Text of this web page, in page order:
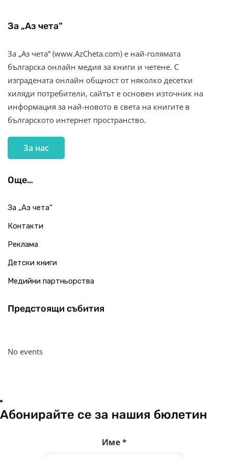
За „Аз чета“
За „Аз чета“ (www.AzCheta.com) е най-голямата
българска онлайн медия за книги и четене. С
изградената онлайн общност от няколко десетки
хиляди потребители, сайтът е основен източник на
информация за най-новото в света на книгите в
българското интернет пространство.
За нас
Още…
За „Аз чета“
Контакти
Реклама
Детски книги
Медийни партньорства
Предстоящи събития
No events
Абонирайте се за нашия бюлетин
Име*